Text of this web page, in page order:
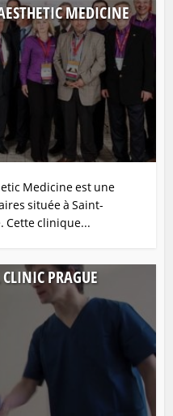
MEDICINE
Medicine est une
située à Saint-
Cette clinique...
PRAGUE